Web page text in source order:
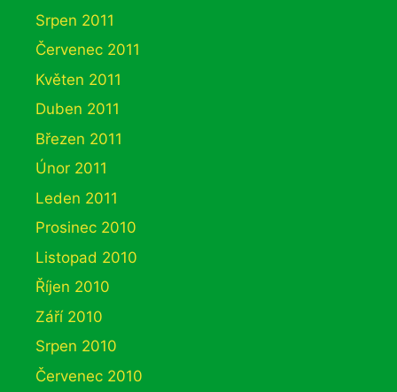
Srpen 2011
Červenec 2011
Květen 2011
Duben 2011
Březen 2011
Únor 2011
Leden 2011
Prosinec 2010
Listopad 2010
Říjen 2010
Září 2010
Srpen 2010
Červenec 2010